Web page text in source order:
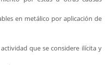
en metálico por aplicación de
que se considere ilícita y